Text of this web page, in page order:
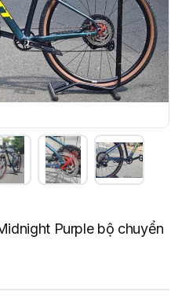
Purple bộ chuyển